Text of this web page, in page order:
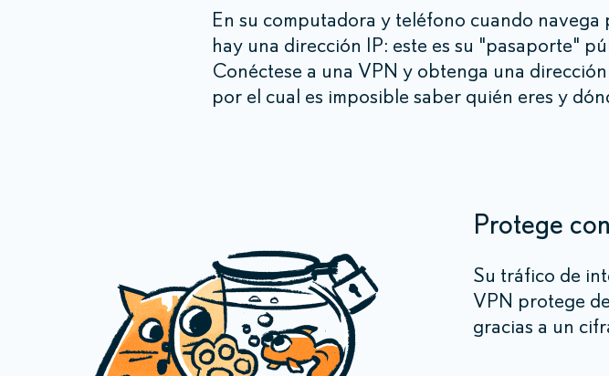
En su computadora y teléfono cuando
hay una dirección IP: este es su "pasaporte"
Conéctese a una VPN y obtenga una
por el cual es imposible saber quién eres y
Protege
Su tráfico de
VPN protege
gracias a un